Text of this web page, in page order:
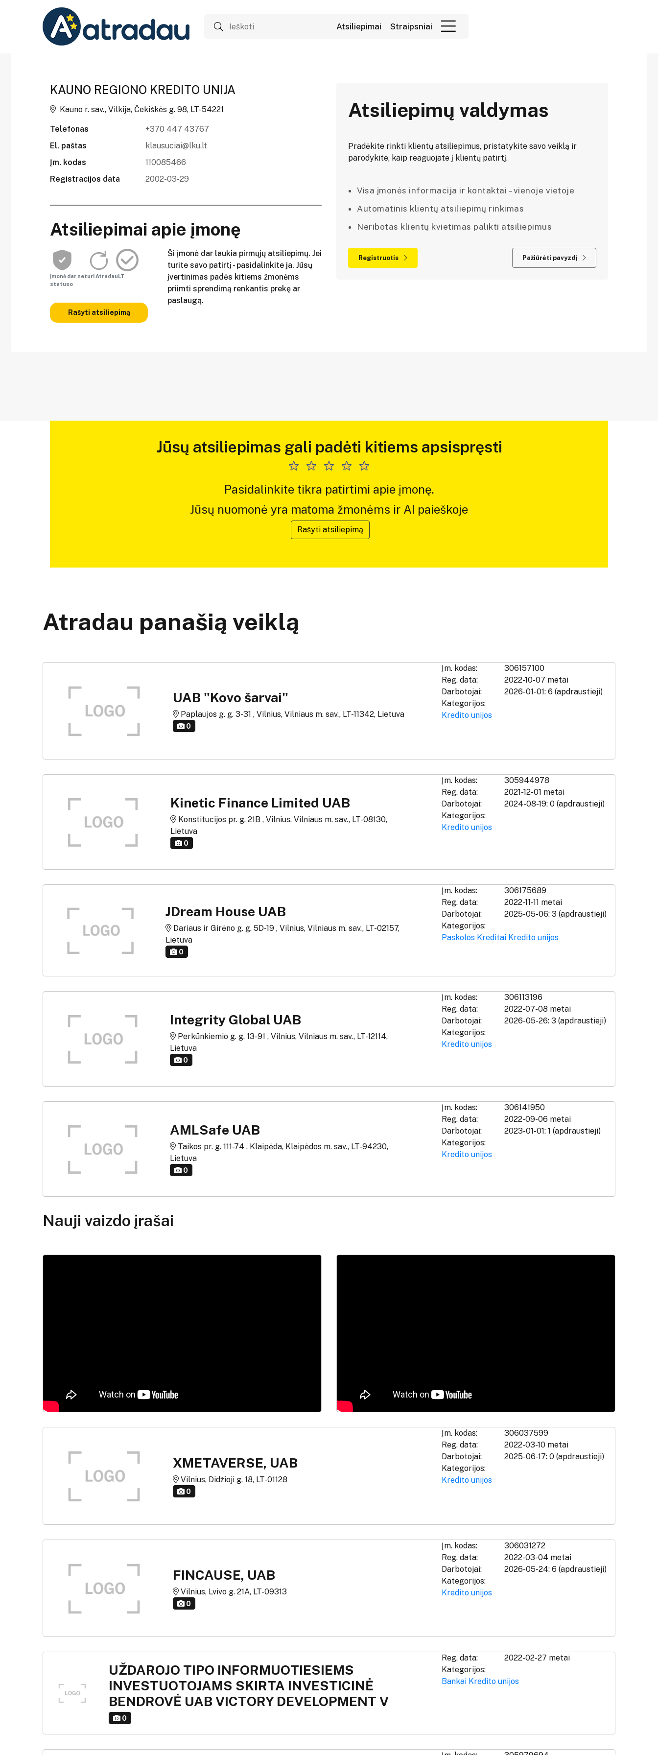
Atsiliepimai Straipsniai
KAUNO REGIONO KREDITO UNIJA
Kauno r. sav., Vilkija, Čekiškės g. 98, LT-54221
Telefonas
+370 447 43767
El. paštas
klausuciai@lku.lt
Įm. kodas
110085466
Registracijos data
2002-03-29
Atsiliepimai apie įmonę
Įmonė dar neturi AtradauLT
statuso
Rašyti atsiliepimą
Ši įmonė dar laukia pirmųjų atsiliepimų. Jei
turite savo patirtį - pasidalinkite ja. Jūsų
įvertinimas padės kitiems žmonėms
priimti sprendimą renkantis prekę ar
paslaugą.
Atsiliepimų valdymas
Pradėkite rinkti klientų atsiliepimus, pristatykite savo veiklą ir
parodykite, kaip reaguojate į klientų patirtį.
Visa įmonės informacija ir kontaktai – vienoje vietoje
Automatinis klientų atsiliepimų rinkimas
Neribotas klientų kvietimas palikti atsiliepimus
Registruotis Pažiūrėti pavyzdį
Jūsų atsiliepimas gali padėti kitiems apsispręsti
Pasidalinkite tikra patirtimi apie įmonę.
Jūsų nuomonė yra matoma žmonėms ir AI paieškoje
Rašyti atsiliepimą
Atradau panašią veiklą
UAB "Kovo šarvai"
Paplaujos g. g. 3-31 , Vilnius, Vilniaus m. sav., LT-11342, Lietuva
0
Įm. kodas:
306157100
Reg. data:
2022-10-07 metai
Darbotojai:
2026-01-01: 6 (apdraustieji)
Kategorijos:
Kredito unijos
Kinetic Finance Limited UAB
Konstitucijos pr. g. 21B , Vilnius, Vilniaus m. sav., LT-08130,
Lietuva
0
Įm. kodas:
305944978
Reg. data:
2021-12-01 metai
Darbotojai:
2024-08-19: 0 (apdraustieji)
Kategorijos:
Kredito unijos
JDream House UAB
Dariaus ir Girėno g. g. 5D-19 , Vilnius, Vilniaus m. sav., LT-02157,
Lietuva
0
Įm. kodas:
306175689
Reg. data:
2022-11-11 metai
Darbotojai:
2025-05-06: 3 (apdraustieji)
Kategorijos:
Paskolos Kreditai Kredito unijos
Integrity Global UAB
Perkūnkiemio g. g. 13-91 , Vilnius, Vilniaus m. sav., LT-12114,
Lietuva
0
Įm. kodas:
306113196
Reg. data:
2022-07-08 metai
Darbotojai:
2026-05-26: 3 (apdraustieji)
Kategorijos:
Kredito unijos
AMLSafe UAB
Taikos pr. g. 111-74 , Klaipėda, Klaipėdos m. sav., LT-94230,
Lietuva
0
Įm. kodas:
306141950
Reg. data:
2022-09-06 metai
Darbotojai:
2023-01-01: 1 (apdraustieji)
Kategorijos:
Kredito unijos
Nauji vaizdo įrašai
XMETAVERSE, UAB
Vilnius, Didžioji g. 18, LT-01128
0
Įm. kodas:
306037599
Reg. data:
2022-03-10 metai
Darbotojai:
2025-06-17: 0 (apdraustieji)
Kategorijos:
Kredito unijos
FINCAUSE, UAB
Vilnius, Lvivo g. 21A, LT-09313
0
Įm. kodas:
306031272
Reg. data:
2022-03-04 metai
Darbotojai:
2026-05-24: 6 (apdraustieji)
Kategorijos:
Kredito unijos
UŽDAROJO TIPO INFORMUOTIESIEMS
INVESTUOTOJAMS SKIRTA INVESTICINĖ
BENDROVĖ UAB VICTORY DEVELOPMENT V
0
Reg. data:
2022-02-27 metai
Kategorijos:
Bankai Kredito unijos